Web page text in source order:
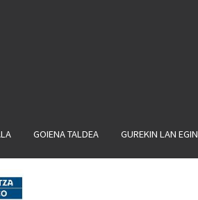
GOIENA TALDEA GUREKIN LAN EGIN